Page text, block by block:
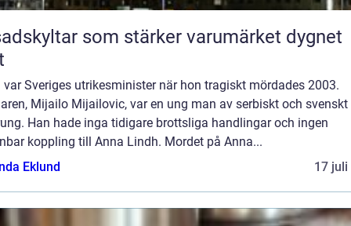
som stärker varumärket dygnet
var Sveriges utrikesminister när hon tragiskt mördades 2003.
Mijailo Mijailovic, var en ung man av serbiskt och svenskt
Han hade inga tidigare brottsliga handlingar och ingen
koppling till Anna Lindh. Mordet på Anna...
Eklund
17 juli